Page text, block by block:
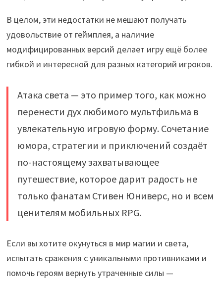
В целом, эти недостатки не мешают получать
удовольствие от геймплея, а наличие
модифицированных версий делает игру ещё более
гибкой и интересной для разных категорий игроков.
Атака света — это пример того, как можно
перенести дух любимого мультфильма в
увлекательную игровую форму. Сочетание
юмора, стратегии и приключений создаёт
по-настоящему захватывающее
путешествие, которое дарит радость не
только фанатам Стивен Юниверс, но и всем
ценителям мобильных RPG.
Если вы хотите окунуться в мир магии и света,
испытать сражения с уникальными противниками и
помочь героям вернуть утраченные силы —